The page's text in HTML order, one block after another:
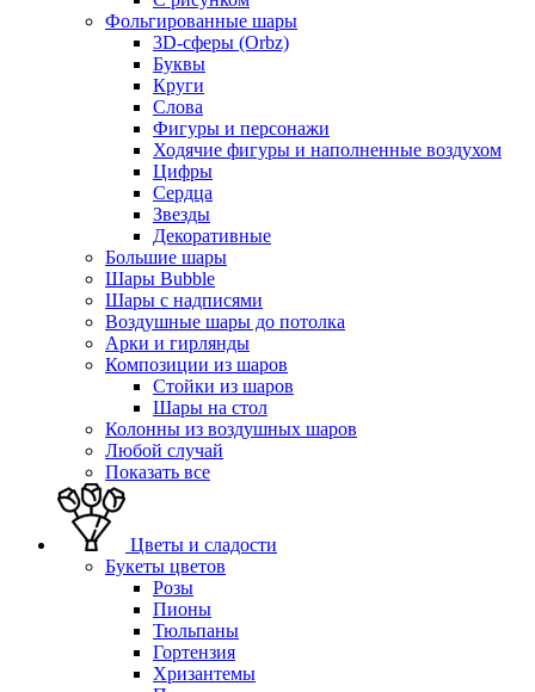
Фольгированные шары
3D-сферы (Orbz)
Буквы
Круги
Слова
Фигуры и персонажи
Ходячие фигуры и наполненные воздухом
Цифры
Сердца
Звезды
Декоративные
Большие шары
Шары Bubble
Шары с надписями
Воздушные шары до потолка
Арки и гирлянды
Композиции из шаров
Стойки из шаров
Шары на стол
Колонны из воздушных шаров
Любой случай
Показать все
Цветы и сладости
Букеты цветов
Розы
Пионы
Тюльпаны
Гортензия
Хризантемы